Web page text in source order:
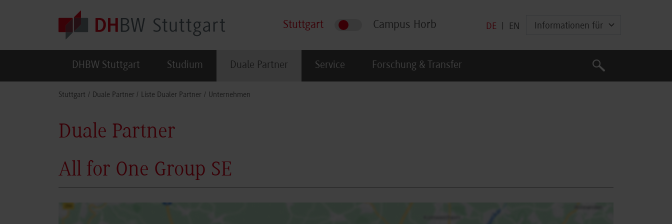
Stuttgart Campus Horb DE EN Informationen für
DHBW Stuttgart Studium Duale Partner Service Forschung & Transfer
Suche
Suche
Stuttgart Duale Partner Liste Dualer Partner Unternehmen
Duale Partner
All for One Group SE